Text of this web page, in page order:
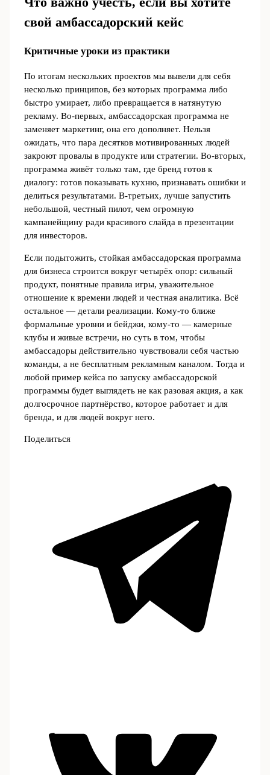
свой амбассадорский кейс
Критичные уроки из практики
По итогам нескольких проектов мы вывели для себя
несколько принципов, без которых программа либо
быстро умирает, либо превращается в натянутую
рекламу. Во‑первых, амбассадорская программа не
заменяет маркетинг, она его дополняет. Нельзя
ожидать, что пара десятков мотивированных людей
закроют провалы в продукте или стратегии. Во‑вторых,
программа живёт только там, где бренд готов к
диалогу: готов показывать кухню, признавать ошибки и
делиться результатами. В‑третьих, лучше запустить
небольшой, честный пилот, чем огромную
кампанейщину ради красивого слайда в презентации
для инвесторов.
Если подытожить, стойкая амбассадорская программа
для бизнеса строится вокруг четырёх опор: сильный
продукт, понятные правила игры, уважительное
отношение к времени людей и честная аналитика. Всё
остальное — детали реализации. Кому-то ближе
формальные уровни и бейджи, кому-то — камерные
клубы и живые встречи, но суть в том, чтобы
амбассадоры действительно чувствовали себя частью
команды, а не бесплатным рекламным каналом. Тогда и
любой пример кейса по запуску амбассадорской
программы будет выглядеть не как разовая акция, а как
долгосрочное партнёрство, которое работает и для
бренда, и для людей вокруг него.
Поделиться